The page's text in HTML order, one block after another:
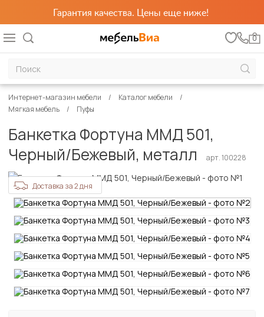
Гарантия качества. Цены еще ниже!
0
Интернет-магазин мебели
Каталог мебели
Мягкая мебель
Пуфы
Банкетка Фортуна ММД 501,
Черный/Бежевый, металл
арт. 100228
Доставка за 2 дня